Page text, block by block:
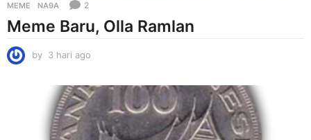
MEME NA9A 2
Meme Baru, Olla Ramlan
by 3 hari ago
r